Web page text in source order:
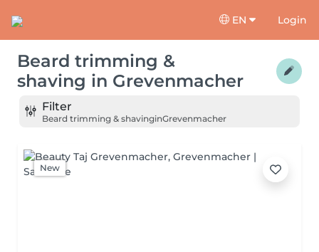
EN Login
Beard trimming &
shaving in Grevenmacher
Filter
Beard trimming & shavinginGrevenmacher
New